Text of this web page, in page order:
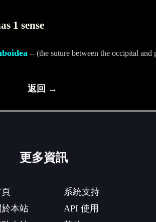
1 sense
-- (the suture between the occipital and
返回 →
更多資訊
於本站
系統支持
API 使用